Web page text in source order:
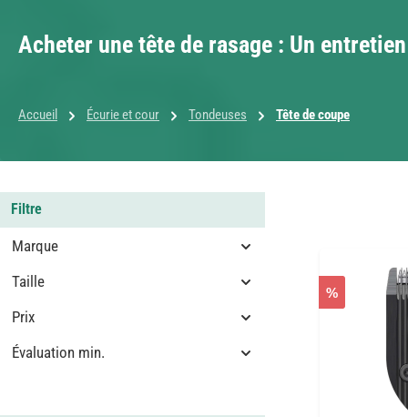
Acheter une tête de rasage : Un
Accueil Écurie et cour Tondeuses Tête de coupe
Filtre
Marque
Taille
Prix
Évaluation min.
%